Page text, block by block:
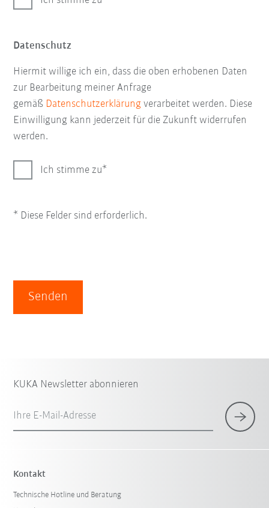
Datenschutz
Hiermit willige ich ein, dass die oben erhobenen Daten
zur Bearbeitung meiner Anfrage
gemäß Datenschutzerklärung verarbeitet werden. Diese
Einwilligung kann jederzeit für die Zukunft widerrufen
werden.
Ich stimme zu
* Diese Felder sind erforderlich.
Senden
KUKA Newsletter abonnieren
Ihre E-Mail-Adresse
Kontakt
Technische Hotline und Beratung